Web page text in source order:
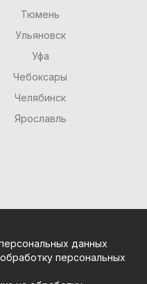
Тюмень
Ульяновск
Уфа
Чебоксары
Челябинск
Ярославль
данных
персональных